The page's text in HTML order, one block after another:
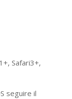
Safari3+,
seguire il